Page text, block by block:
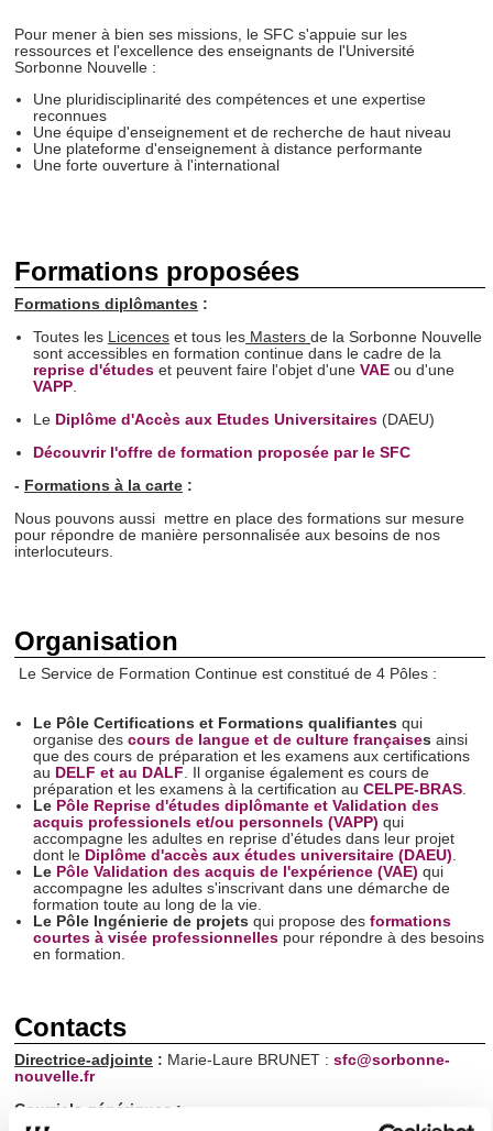
Pour mener à bien ses missions, le SFC s'appuie sur les
ressources et l'excellence des enseignants de l'Université
Sorbonne Nouvelle :
Une pluridisciplinarité des compétences et une expertise
reconnues
Une équipe d'enseignement et de recherche de haut niveau
Une plateforme d'enseignement à distance performante
Une forte ouverture à l'international
Formations proposées
Formations diplômantes :
Toutes les
Licences et tous les Masters de la Sorbonne Nouvelle
sont accessibles en formation continue dans le cadre de la
reprise d'études et peuvent faire l'objet d'une VAE ou d'une
VAPP
Le Diplôme d'Accès aux Etudes Universitaires (DAEU)
Découvrir l'offre de formation proposée par le SFC
- Formations à la carte :
Nous pouvons aussi mettre en place des formations sur mesure
pour répondre de manière personnalisée aux besoins de nos
interlocuteurs.
Organisation
Le Service de Formation Continue est constitué de 4 Pôles :
Le Pôle Certifications et Formations qualifiantes qui
organise des cours de langue et de culture françaises ainsi
que des cours de préparation et les examens aux certifications
au DELF et au DALF . Il organise également es cours de
préparation et les examens à la certification au CELPE-BRAS
Le Pôle Reprise d'études diplômante et Validation des
acquis professionels et/ou personnels (VAPP) qui
accompagne les adultes en reprise d'études dans leur projet
dont le Diplôme d'accès aux études universitaire (DAEU)
Le Pôle Validation des acquis de l'expérience (VAE) qui
accompagne les adultes s'inscrivant dans une démarche de
formation toute au long de la vie.
Le Pôle Ingénierie de projets qui propose des formations
courtes à visée professionnelles pour répondre à des besoins
en formation.
Contacts
Directrice-adjointe : Marie-Laure BRUNET : sfc@sorbonne-
nouvelle.fr
Courriels génériques :